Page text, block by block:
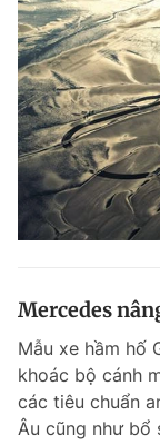
Mercedes
Mẫu xe hầm hố
khoác bộ cánh
các tiêu chuẩn
Âu cũng như bổ